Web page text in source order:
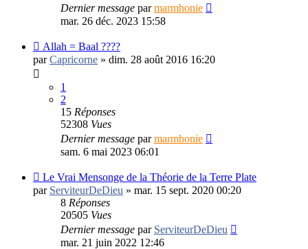
Dernier message parmarmhonie
mar. 26 déc. 2023 15:58
Allah = Baal ????
parCapricorne » dim. 28 août 2016 16:20
1
2
15 Réponses
52308 Vues
Dernier message parmarmhonie
sam. 6 mai 2023 06:01
Le Vrai Mensonge de la Théorie de la Terre Plate
par ServiteurDeDieu » mar. 15 sept. 2020 00:20
8 Réponses
20505 Vues
Dernier message par ServiteurDeDieu
mar. 21 juin 2022 12:46